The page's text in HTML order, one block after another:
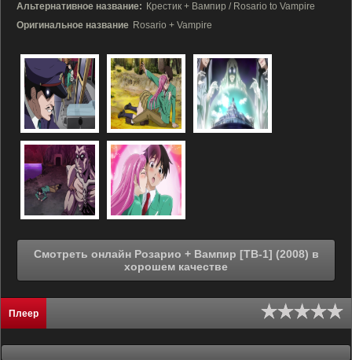
Альтернативное название: Крестик + Вампир / Rosario to Vampire
Оригинальное название Rosario + Vampire
Смотреть онлайн Розарио + Вампир [ТВ-1] (2008) в
хорошем качестве
Плеер